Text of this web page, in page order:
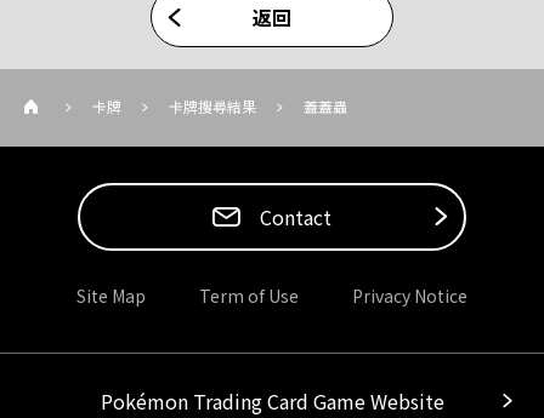
返回
卡牌 卡牌搜尋結果 蓋蓋蟲
Contact
Site Map Term of Use Privacy Notice
Pokémon Trading Card Game Website